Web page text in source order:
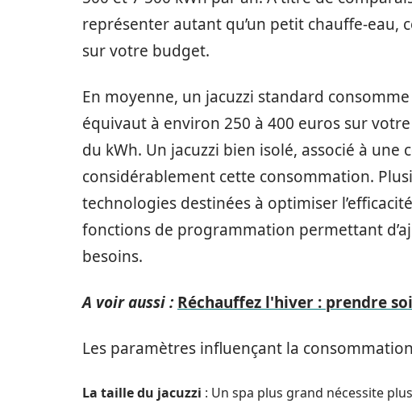
représenter autant qu’un petit chauffe-eau,
sur votre budget.
En moyenne, un jacuzzi standard
équivaut à environ 250 à 400 euros sur
du kWh. Un jacuzzi bien isolé, associé à
considérablement cette consommation.
technologies destinées à optimiser
fonctions de programmation permettant
besoins.
A voir aussi : Réchauffez l'hiver : prendre
Les paramètres influençant la
La taille du jacuzzi : Un spa plus grand nécessite